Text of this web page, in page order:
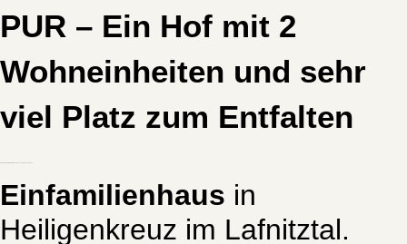
PUR – Ein Hof mit 2
Wohneinheiten und sehr
viel Platz zum Entfalten
Einfamilienhaus in
Heiligenkreuz im Lafnitztal.